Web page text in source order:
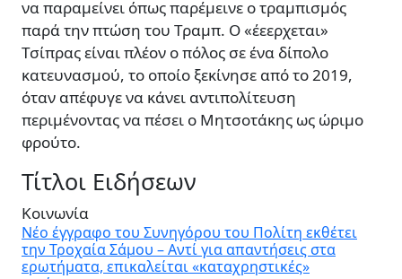
να παραµείνει όπως παρέµεινε ο τραµπισµός
παρά την πτώση του Τραµπ. Ο «έεερχεται»
Τσίπρας είναι πλέον ο πόλος σε ένα δίπολο
κατευνασµού, το οποίο ξεκίνησε από το 2019,
όταν απέφυγε να κάνει αντιπολίτευση
περιµένοντας να πέσει ο Μητσοτάκης ως ώριµο
φρούτο.
Τίτλοι Ειδήσεων
Κοινωνία
Νέο έγγραφο του Συνηγόρου του Πολίτη εκθέτει
την Τροχαία Σάμου – Αντί για απαντήσεις στα
ερωτήματα, επικαλείται «καταχρηστικές»